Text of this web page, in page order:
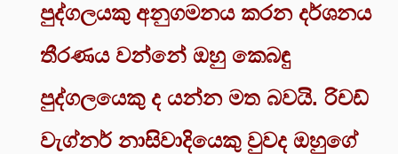
පුද්ගලයකු අනුගමනය කරන දර්ශනය
තීරණය වන්නේ ඔහු කෙබඳු
පුද්ගලයෙකු ද යන්න මත බවයි. රිචඩ්
වැග්නර් නාසිවාදියෙකු වුවද ඔහුගේ